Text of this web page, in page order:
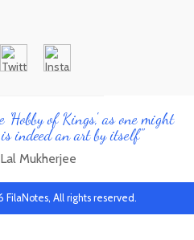
'Hobby of Kings', as one might
indeed an art by itself"
Mukherjee
All rights reserved.